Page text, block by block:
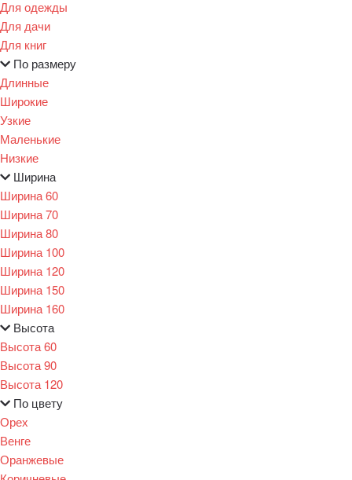
Для одежды
Для дачи
Для книг
По размеру
Длинные
Широкие
Узкие
Маленькие
Низкие
Ширина
Ширина 60
Ширина 70
Ширина 80
Ширина 100
Ширина 120
Ширина 150
Ширина 160
Высота
Высота 60
Высота 90
Высота 120
По цвету
Орех
Венге
Оранжевые